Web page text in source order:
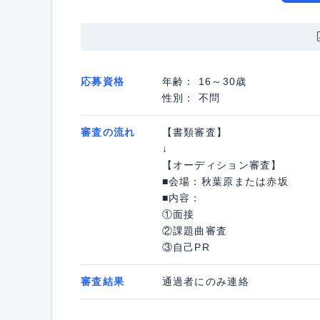
応募資格
年齢： 16～30歳
性別： 不問
審査の流れ
【書類審査】
↓
【オーディション審査】
■会場：秋葉原または赤坂
■内容：
①面接
②課題曲審査
③自己PR
審査結果 通過者にのみ連絡